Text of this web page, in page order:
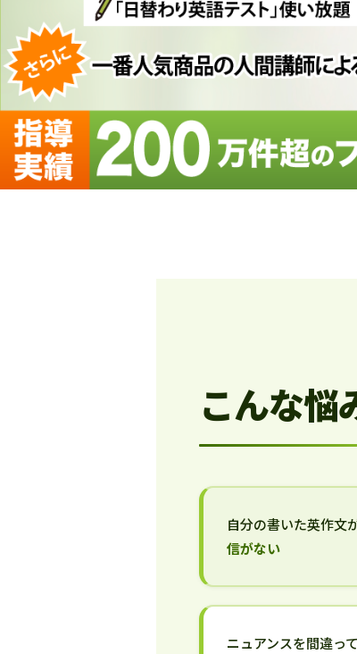
こんな悩
自分の書いた英作文
信がない
ニュアンスを間違って